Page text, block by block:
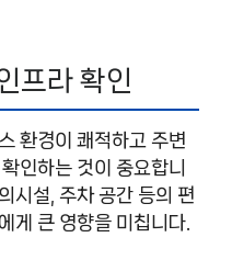
프라 확인
환경이 쾌적하고 주변
인하는 것이 중요합니
시설, 주차 공간 등의 편
게 큰 영향을 미칩니다.